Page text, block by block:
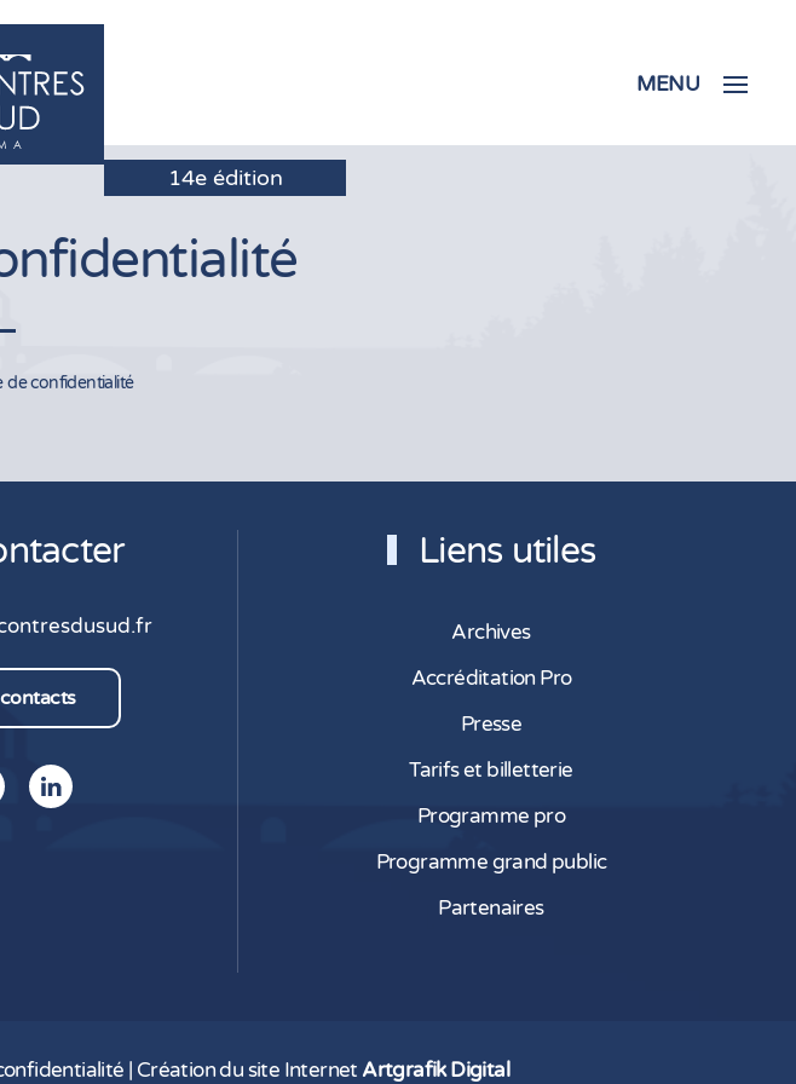
MENU
de confidentialité
Liens utiles
Archives
Accréditation Pro
Presse
Tarifs et billetterie
Programme pro
Programme grand public
Partenaires
Création du site Internet Artgrafik Digital